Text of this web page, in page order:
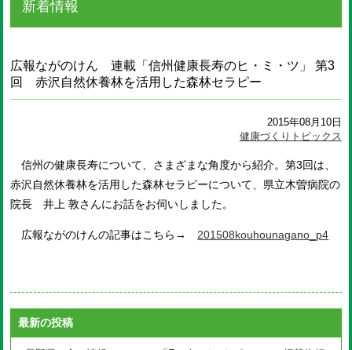
新着情報
広報ながのけん 連載「信州健康長寿のヒ・ミ・ツ」 第3
回 赤沢自然休養林を活用した森林セラピー
2015年08月10日
健康づくりトピックス
信州の健康長寿について、さまざまな角度から紹介。第3回は、
赤沢自然休養林を活用した森林セラピーについて、県立木曽病院の
院長 井上 敦さんにお話をお伺いしました。
広報ながのけんの記事はこちら→ 201508kouhounagano_p4
最新の投稿